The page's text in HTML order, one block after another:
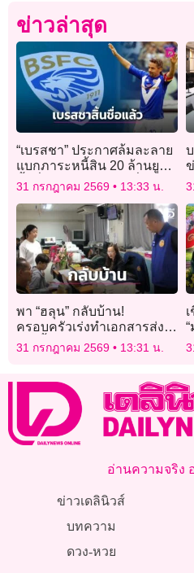
ข่าวล่าสุด
“เบรสชา” ประกาศล้มละลาย
แบกภาระหนี้สิน 20 ล้านยูโร
สิ้นชื่อตำนานสโมสรที่โลด
แล่นมานาน 114 ปี
31 กรกฎาคม 2569 13:33 น.
พา “ฮลุน” กลับบ้าน!
ครอบครัวเร่งทำเอกสารส่ง
กต. ย้ำยังไม่เปิดรับบริจาค ขอ
โฟกัสรับร่าง
31 กรกฎาคม 2569 13:31 น.
อ่านความจริง
ข่าวเดลินิวส์
บทความ
ดวง-หวย